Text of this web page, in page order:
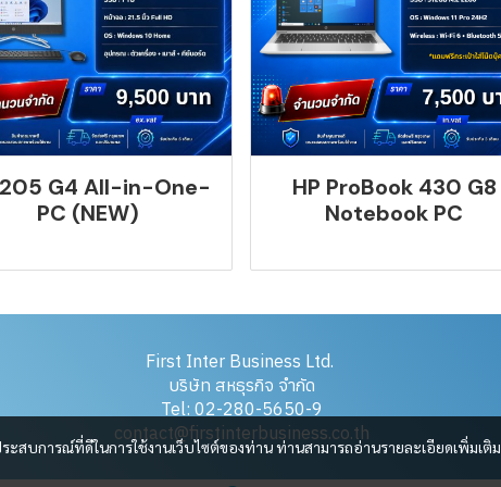
205 G4 All-in-One-
PC (NEW)
HP ProBook 430 G8
Notebook PC
สบการณ์ที่ดีในการใช้งานเว็บไซต์ของท่าน ท่านสามารถอ่านรายละเอียดเพิ่มเติม
First Inter Business Ltd.
บริษัท สหธุรกิจ จำกัด
Tel: 02-280-5650-9
contact@firstinterbusiness.co.th